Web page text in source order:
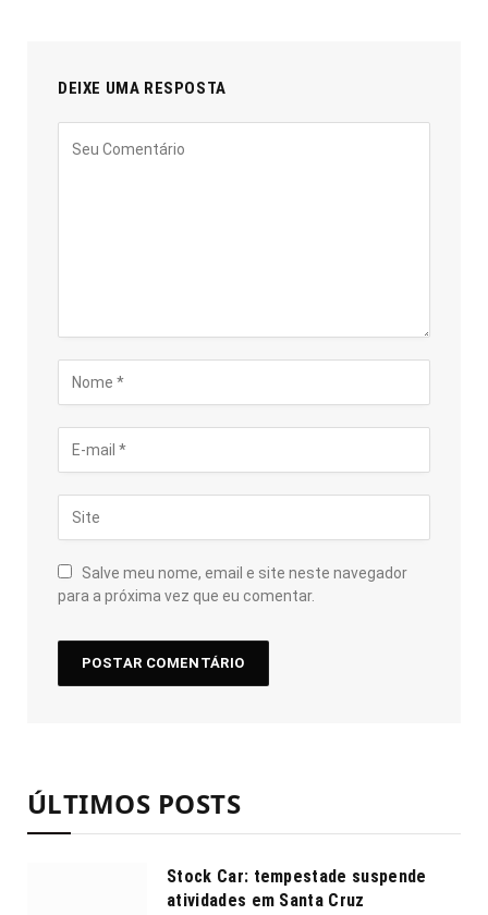
DEIXE UMA RESPOSTA
Salve meu nome, email e site neste navegador
para a próxima vez que eu comentar.
ÚLTIMOS POSTS
Stock Car: tempestade suspende
atividades em Santa Cruz